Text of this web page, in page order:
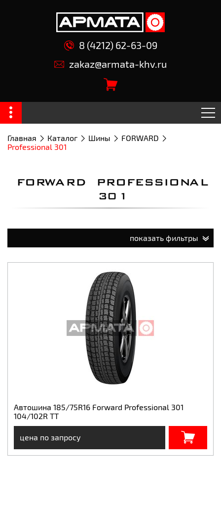
8 (4212) 62-63-09
zakaz@armata-khv.ru
Главная Каталог Шины
FORWARD
Professional 301
FORWARD PROFESSIONAL
301
показать фильтры
Автошина 185/75R16 Forward Professional 301
104/102R ТТ
цена по запросу